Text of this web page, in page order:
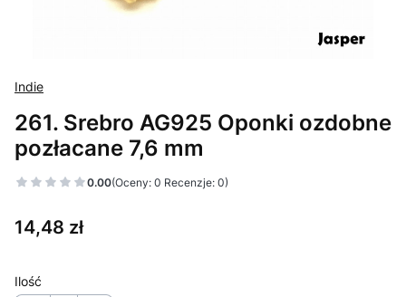
Indie
261. Srebro AG925 Oponki ozdobne
pozłacane 7,6 mm
0.00(Oceny: 0 Recenzje: 0)
Cena
14,48 zł
Ilość